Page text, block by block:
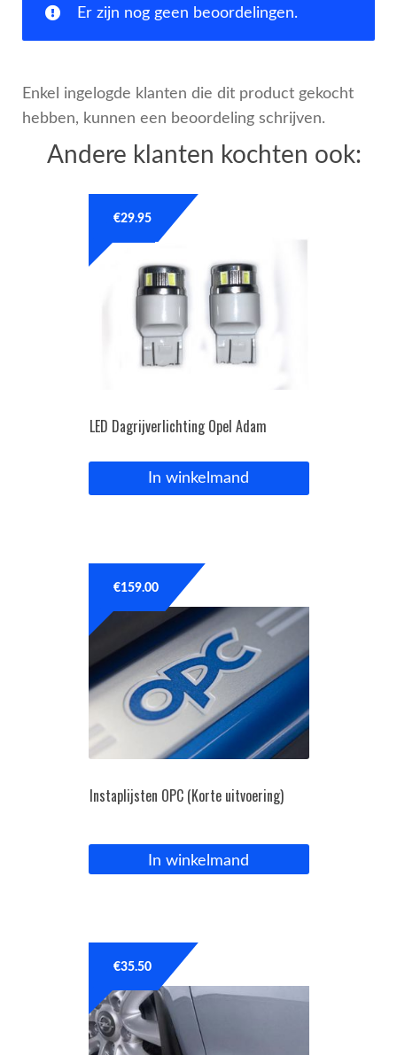
Er zijn nog geen beoordelingen.
Enkel ingelogde klanten die dit product gekocht
hebben, kunnen een beoordeling schrijven.
Andere klanten kochten ook:
LED Dagrijverlichting Opel Adam
€29.95
In winkelmand
Instaplijsten OPC (Korte uitvoering)
€159.00
In winkelmand
€35.50